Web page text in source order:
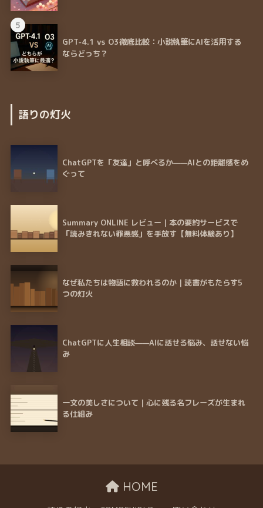
5
GPT-4.1 vs O3徹底比較：小説執筆にAIを活用する
ならどっち？
語りの灯火
ChatGPTを「友達」と呼べるか——AIとの距離感をめ
ぐって
Summary ONLINE レビュー｜本の要約サービスで
「読みきれない罪悪感」を手放す【無料体験あり】
なぜ私たちは物語に救われるのか｜読書がもたらす5
つの灯火
ChatGPTに人生相談——AIに話せる悩み、話せない悩
み
一文の美しさについて｜心に残る名フレーズが生まれ
る仕組み
HOME